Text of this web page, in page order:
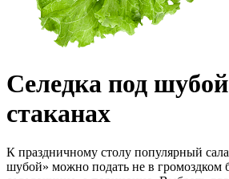
Селедка под
стаканах
К праздничному столу популярный
шубой» можно подать не в громоздком